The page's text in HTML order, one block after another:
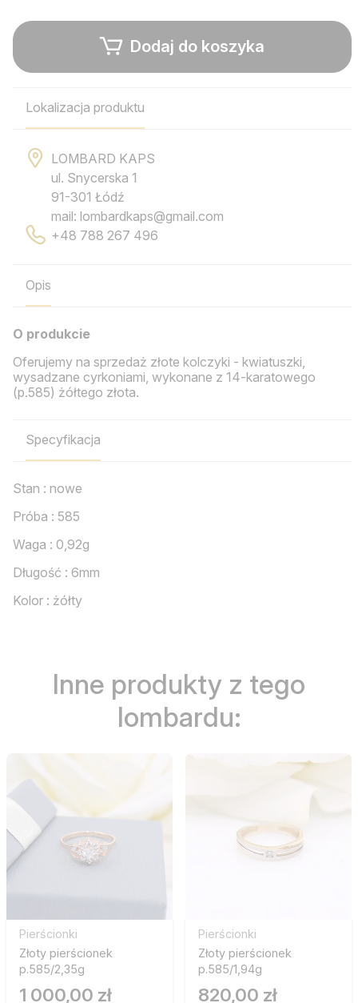
Dodaj do koszyka
Lokalizacja produktu
LOMBARD KAPS
ul. Snycerska 1
91-301 Łódź
mail: lombardkaps@gmail.com
+48 788 267 496
Opis
O produkcie
Oferujemy na sprzedaż złote kolczyki - kwiatuszki,
wysadzane cyrkoniami, wykonane z 14-karatowego
(p.585) żółtego złota.
Specyfikacja
Stan : nowe
Próba : 585
Waga : 0,92g
Długość : 6mm
Kolor : żółty
Inne produkty z tego
lombardu:
Pierścionki
Złoty pierścionek
p.585/2,35g
1 000,00 zł
Pierścionki
Złoty pierścionek
p.585/1,94g
820,00 zł